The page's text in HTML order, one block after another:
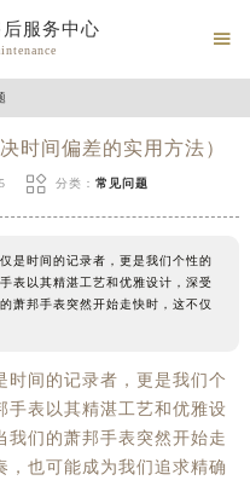
服务中心 
时间偏差的实用方法）
 分类： 常见问题
是时间的记录者，更是我们个性的
表以其精湛工艺和优雅设计，深受
萧邦手表突然开始走快时，这不仅
时间的记录者，更是我们个
手表以其精湛工艺和优雅设
我们的萧邦手表突然开始走
，也可能成为我们追求精确